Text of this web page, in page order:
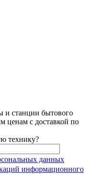
и станции бытового
ценам с доставкой по
технику?
данных
информационного